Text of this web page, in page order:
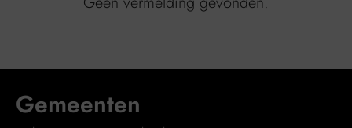
Gemeenten